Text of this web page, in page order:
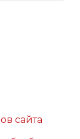
сайта